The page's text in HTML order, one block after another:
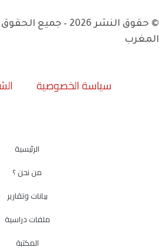
© حقوق النشر 2026 –
المغرب
سياسة الخصوصية
الرئيسية
من نحن ؟
بيانات وتقارير
ملفات دراسية
المكتبة